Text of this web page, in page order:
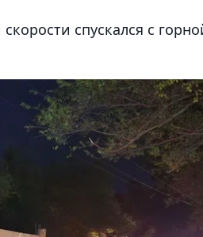
спускался с